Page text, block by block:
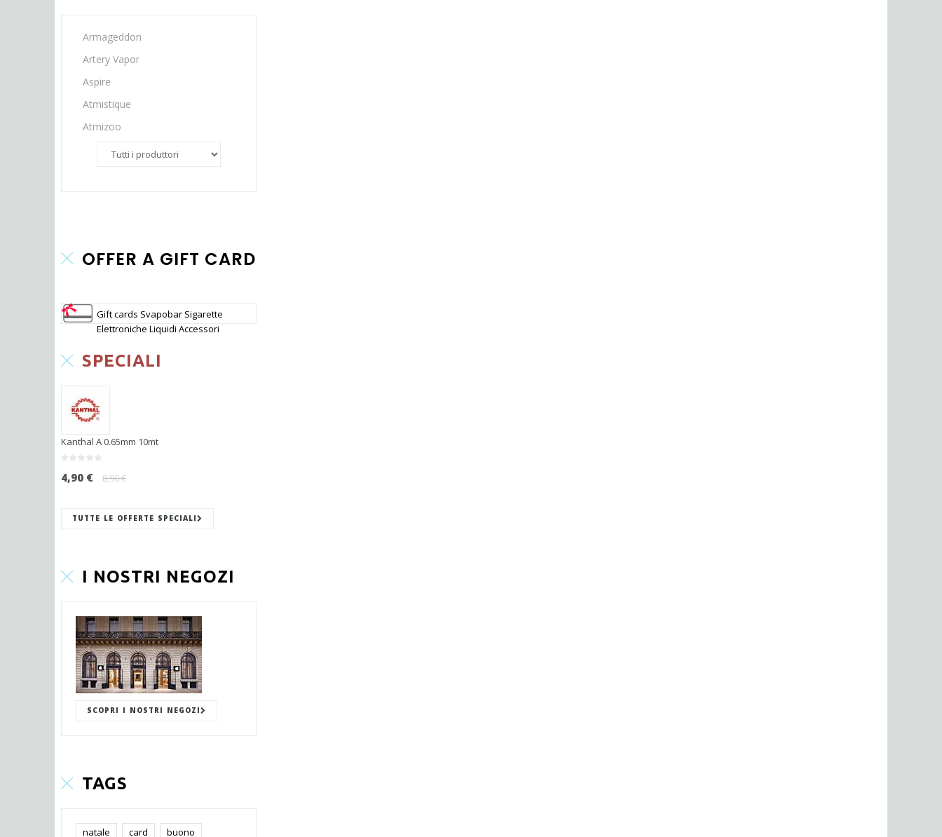
Armageddon
Artery Vapor
Aspire
Atmistique
Atmizoo
OFFER A GIFT CARD
Gift cards Svapobar Sigarette
Elettroniche Liquidi Accessori
SPECIALI
Kanthal A 0.65mm 10mt
4,90 € 8,90 €
TUTTE LE OFFERTE SPECIALI
I NOSTRI NEGOZI
SCOPRI I NOSTRI NEGOZI
TAGS
natale card buono